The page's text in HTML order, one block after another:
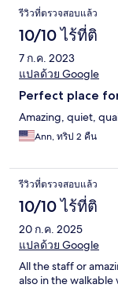
รีวิวที่ตรวจสอบแล้ว
10/10 ไร้ที่ติ
7 ก.ค. 2023
แปลด้วย Google
Perfect place
Amazing, quiet,
Ann, ทริป 2 คืน
รีวิวที่ตรวจสอบแล้ว
10/10 ไร้ที่ติ
20 ก.ค. 2025
แปลด้วย Google
All the staff or
also in the